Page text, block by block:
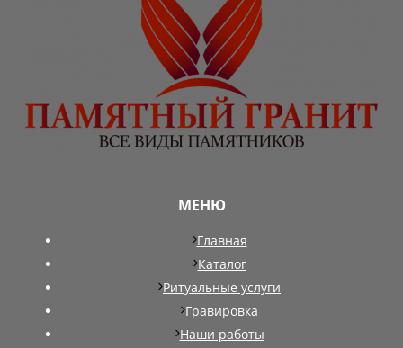
МЕНЮ
Главная
Каталог
Ритуальные услуги
Гравировка
Наши работы